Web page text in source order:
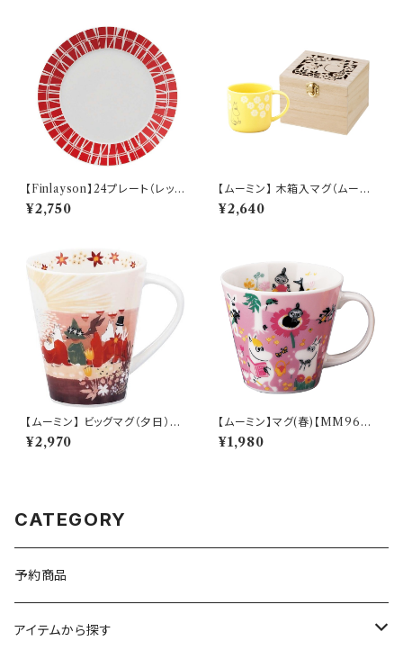
【Finlayson】24プレート（レッ
ド）【コロナ】
¥2,750
【ムーミン】 木箱入マグ（ムーミ
ン）【MM950】
¥2,640
【ムーミン】 ビッグマグ（夕日）
【MM3200】
¥2,970
【ムーミン】マグ(春)【MM960
0】MM9601-11
¥1,980
CATEGORY
予約商品
アイテムから探す